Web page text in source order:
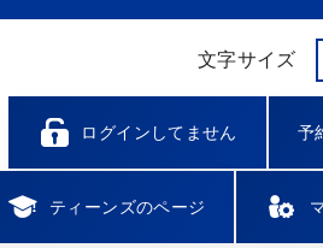
文字サイズ
ログインしてません 予
ティーンズのページ